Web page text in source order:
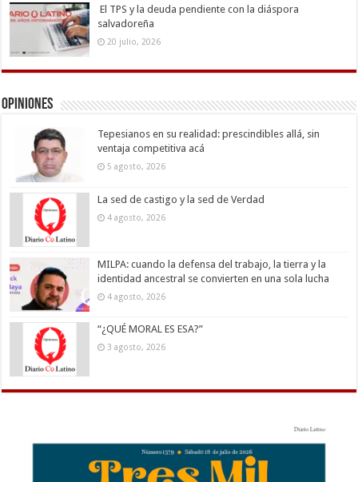
El TPS y la deuda pendiente con la diáspora
salvadoreña
20 julio, 2026
Opiniones
Tepesianos en su realidad: prescindibles allá, sin
ventaja competitiva acá
5 agosto, 2026
La sed de castigo y la sed de Verdad
4 agosto, 2026
MILPA: cuando la defensa del trabajo, la tierra y la
identidad ancestral se convierten en una sola lucha
4 agosto, 2026
“¿QUÉ MORAL ES ESA?”
3 agosto, 2026